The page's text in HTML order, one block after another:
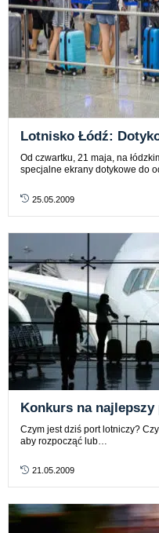
Lotnisko Łódź:
Od czwartku, 21 maja, na
specjalne ekrany dotykowe do
25.05.2009
Konkurs na
Czym jest dziś port lotniczy?
aby rozpocząć lub…
21.05.2009